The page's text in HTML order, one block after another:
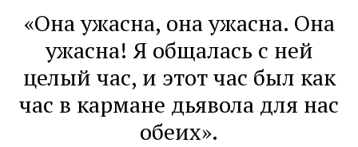
«Она ужасна, она ужасна. Она
ужасна! Я общалась с ней
целый час, и этот час был как
час в кармане дьявола для нас
обеих».